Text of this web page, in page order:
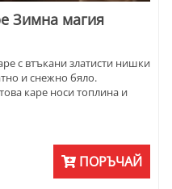
Зимна магия
с втъкани златисти нишки
и снежно бяло.
каре носи топлина и
ПОРЪЧАЙ